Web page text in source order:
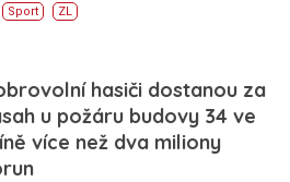
Sport ZL
hasiči dostanou za
u požáru budovy 34 ve
více než dva miliony